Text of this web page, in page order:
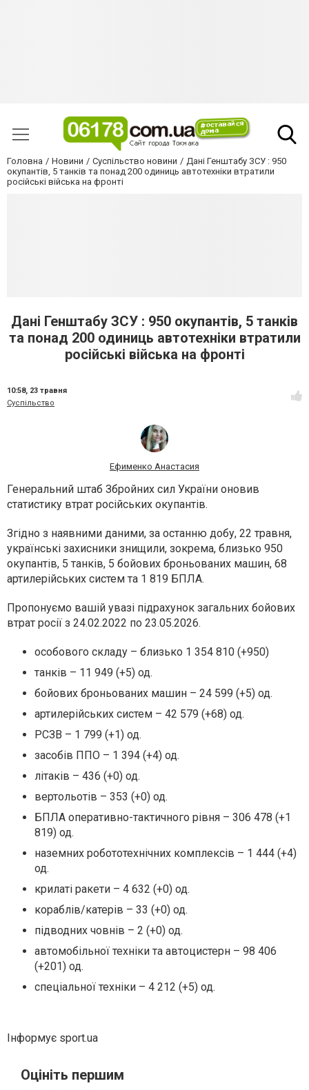
Головна Новини Суспільство новини
Дані Генштабу ЗСУ : 950
окупантів, 5 танків та понад 200 одиниць автотехніки втратили
російські війська на фронті
Дані Генштабу ЗСУ : 950 окупантів, 5 танків
та понад 200 одиниць автотехніки втратили
російські війська на фронті
10:58, 23 травня
Суспільство
Ефименко Анастасия
Генеральний штаб Збройних сил України оновив
статистику втрат російських окупантів.
Згідно з наявними даними, за останню добу, 22 травня,
українські захисники знищили, зокрема, близько 950
окупантів, 5 танків, 5 бойових броньованих машин, 68
артилерійських систем та 1 819 БПЛА.
Пропонуємо вашій увазі підрахунок загальних бойових
втрат росії з 24.02.2022 по 23.05.2026.
особового складу – близько 1 354 810 (+950)
танків – 11 949 (+5) од.
бойових броньованих машин – 24 599 (+5) од.
артилерійських систем – 42 579 (+68) од.
РСЗВ – 1 799 (+1) од.
засобів ППО – 1 394 (+4) од.
літаків – 436 (+0) од.
вертольотів – 353 (+0) од.
БПЛА оперативно-тактичного рівня – 306 478 (+1
819) од.
наземних робототехнічних комплексів – 1 444 (+4)
од.
крилаті ракети – 4 632 (+0) од.
кораблів/катерів – 33 (+0) од.
підводних човнів – 2 (+0) од.
автомобільної техніки та автоцистерн – 98 406
(+201) од.
спеціальної техніки – 4 212 (+5) од.
Інформує sport.ua
Оцініть першим